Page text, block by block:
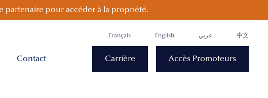
partenaire pour accéder à la propriété.
Français English عربي 中文
Contact Carrière Accès Promoteurs